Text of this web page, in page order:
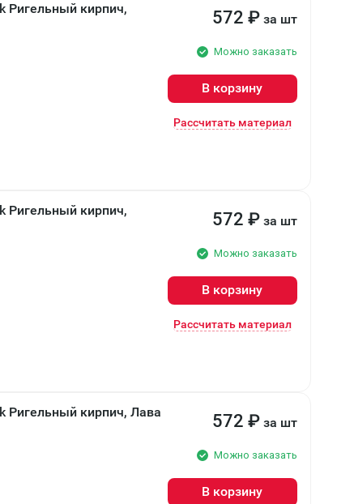
Ригельный кирпич,
572 ₽ за шт
Можно заказать
В корзину
Рассчитать материал
Ригельный кирпич,
572 ₽ за шт
Можно заказать
В корзину
Рассчитать материал
Ригельный кирпич, Лава 572 ₽ за шт
Можно заказать
В корзину